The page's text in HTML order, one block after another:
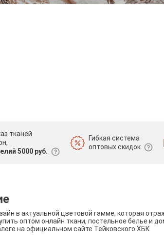
тканей
5000 руб.
Гибкая система
оптовых скидок
в актуальной цветовой гамме, которая
оптом онлайн ткани, постельное белье и
на официальном сайте Тейковского ХБК